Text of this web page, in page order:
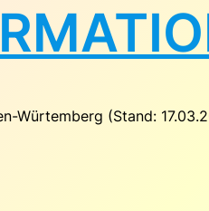
Würtemberg (Stand: